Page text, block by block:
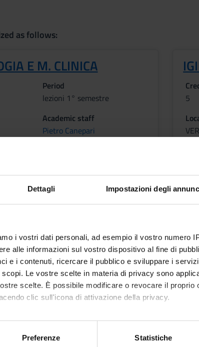
Dettagli Impostazioni degli
i vostri dati personali, ad esempio il vostro numero
alle informazioni sul vostro dispositivo al fine di
e i contenuti, ricercare il pubblico e sviluppare i
Le vostre scelte in materia di privacy sono
scelte. È possibile modificare o revocare il proprio
clic sull'icona di attivazione della privacy.
tua posizione geografica, con un'approssimazione
Preferenze Statistiche
as follows:
E M. CLINICA
Period
lezioni 1° semestre
Academic staff
Pietro Canepari
5
E M. CLINICA
ED APPLICATA
E M. CLINICA